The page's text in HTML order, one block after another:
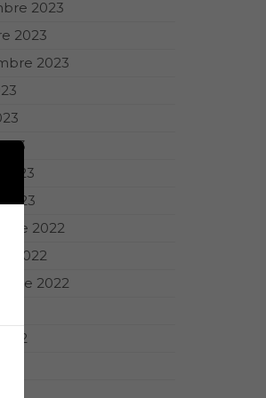
2023
2023
2023
2023
2023
2022
2022
2022